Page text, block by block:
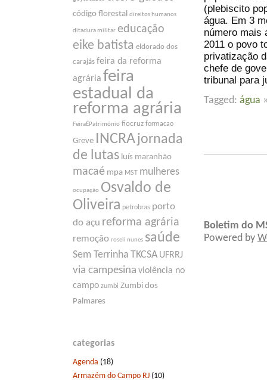
código florestal direitos humanos
ditadura militar educação
eike batista eldorado dos
carajás feira da reforma
agrária feira
estadual da
reforma agrária
FeiraÉPatrimônio fiocruz formacao
Greve INCRA jornada
de lutas luís maranhão
macaé mpa MST mulheres
ocupação Osvaldo de
Oliveira petrobras porto
do açu reforma agrária
remoção roseli nunes saúde
Sem Terrinha TKCSA UFRRJ
via campesina violência no
campo zumbi Zumbi dos
Palmares
categorias
Agenda (18)
Armazém do Campo RJ (10)
(plebiscito
água. Em 3
número mais
2011 o povo
privatização
chefe de
tribunal para
Tagged: água
Boletim do
Powered by